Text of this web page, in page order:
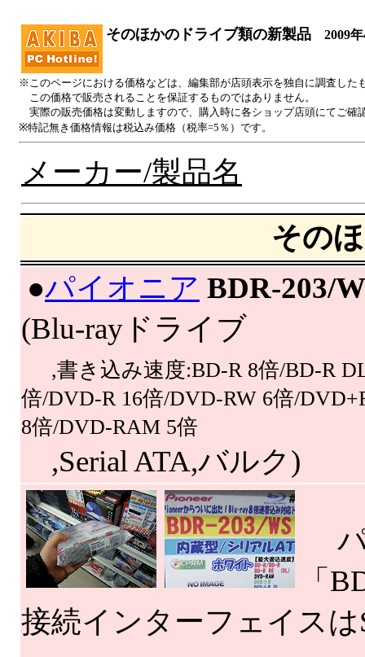
そのほかのドライブ類の新製品 2009年
※このページにおける価格などは、編集部が店頭表示を独自に調査した
この価格で販売されることを保証するものではありません。
実際の販売価格は変動しますので、購入時に各ショップ店頭にてご確
※特記無き価格情報は税込み価格（税率=5％）です。
メーカー/製品名
その
●パイオニア BDR-203/
(Blu-rayドライブ
,書き込み速度:BD-R 8倍/BD-R
倍/DVD-R 16倍/DVD-RW 6倍/
8倍/DVD-RAM 5倍
,Serial ATA,バルク)
パ
「
接続インターフェイス